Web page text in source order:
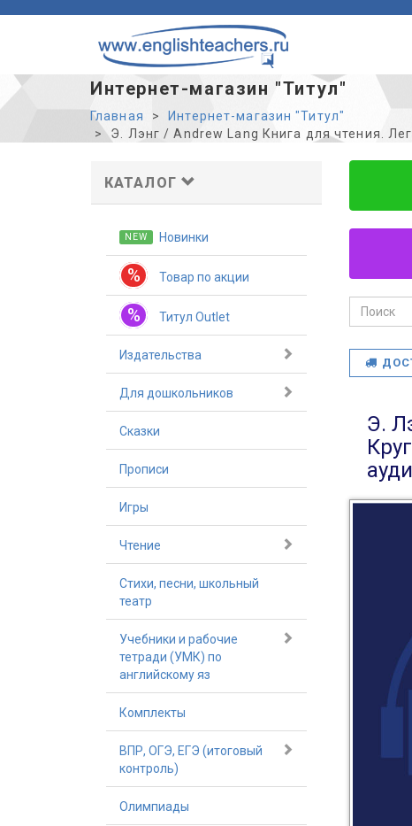
Интернет-магазин "Титул"
Главная
Интернет-магазин "Титул"
Э. Лэнг / Andrew Lang Книга для чтения.
КАТАЛОГ
NEW Новинки
% Товар по акции
% Титул Outlet
Издательства
Для дошкольников
Сказки
Прописи
Игры
Чтение
Стихи, песни, школьный
театр
Учебники и рабочие
тетради (УМК) по
английскому яз
Комплекты
ВПР, ОГЭ, ЕГЭ (итоговый
контроль)
Олимпиады
Э.